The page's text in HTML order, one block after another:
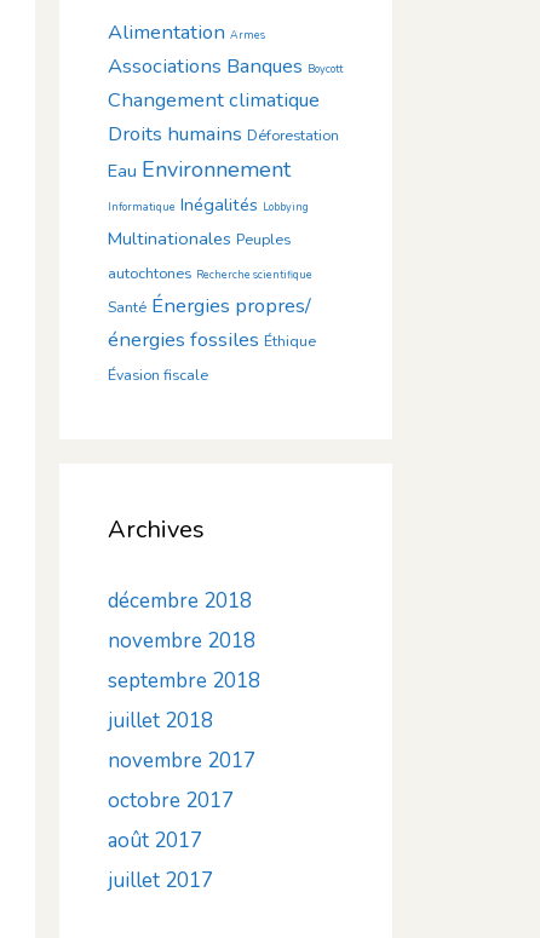
Alimentation Armes
Associations Banques Boycott
Changement climatique
Droits humains Déforestation
Eau Environnement
Informatique Inégalités Lobbying
Multinationales Peuples
autochtones Recherche scientifique
Santé Énergies propres/
énergies fossiles Éthique
Évasion fiscale
Archives
décembre 2018
novembre 2018
septembre 2018
juillet 2018
novembre 2017
octobre 2017
août 2017
juillet 2017